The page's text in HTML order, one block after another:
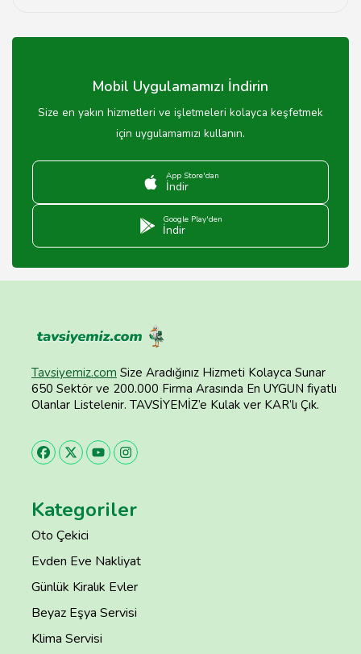
detaylı bilgi ve öneriler sunmaktadır. Web sitemizdeki
Mobil Uygulamamızı İndirin
Size en yakın hizmetleri ve işletmeleri kolayca keşfetmek
için uygulamamızı kullanın.
App Store'dan
İndir
Google Play'den
İndir
Tavsiyemiz.com Size Aradığınız Hizmeti Kolayca Sunar
650 Sektör ve 200.000 Firma Arasında En UYGUN fiyatlı
Olanlar Listelenir. TAVSİYEMİZ’e Kulak ver KAR’lı Çık.
Kategoriler
Oto Çekici
Evden Eve Nakliyat
Günlük Kiralık Evler
Beyaz Eşya Servisi
Klima Servisi